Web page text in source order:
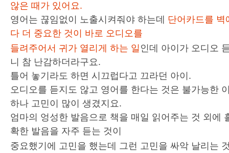
않은 때가 있어요.
영어는 끊임없이 노출시켜줘야 하는데 단어카드를 벽
다 더 중요한 것이 바로 오디오를
들려주어서 귀가 열리게 하는 일 인데 아이가 오디오
니 참 난감하더라구요.
틀어 놓기라도 하면 시끄럽다고 끄라던 아이.
오디오를 듣지도 않고 영어를 한다는 것은 불가능한
하나 고민이 많이 생겼지요.
엄마의 엉성한 발음으로 책을 매일 읽어주는 것 외에
확한 발음을 자주 듣는 것이
중요했기에 고민을 했는데 그런 고민을 싸악 날리는